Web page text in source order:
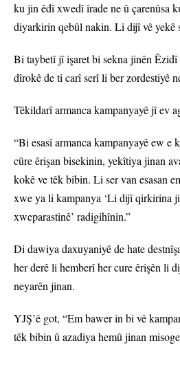
ku jin êdî xwedî îrade ne û çarenûsa
diyarkirin qebûl nakin. Li dijî vê yekê
Bi taybetî jî işaret bi sekna jinên
dîrokê de ti carî serî li ber zordestiyê
Têkildarî armanca kampanyayê jî ev
“Bi esasî armanca kampanyayê ew e
cûre êrişan bisekinin, yekîtiya jinan
kokê ve têk bibin. Li ser van esasan
xwe ya li kampanya ‘Li dijî qirkirina
xweparastinê’ radigihînin.”
Di dawiya daxuyaniyê de hate
her derê li hemberî her cure êrişên li
neyarên jinan.
YJŞ’ê got, “Em bawer in bi vê
têk bibin û azadiya hemû jinan